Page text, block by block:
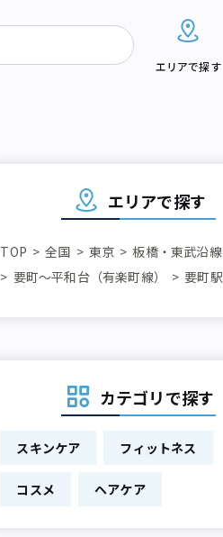
エリアで探す
エリアで探す
TOP 全国 東京
板橋・東武沿線
要町～平和台（有楽町線）
要町駅
カテゴリで探す
スキンケア フィットネス
コスメ ヘアケア